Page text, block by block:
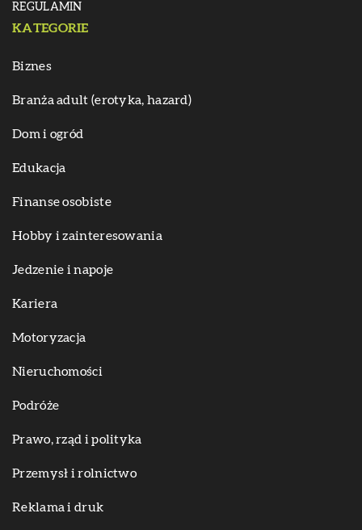
REGULAMIN
KATEGORIE
Biznes
Branża adult (erotyka, hazard)
Dom i ogród
Edukacja
Finanse osobiste
Hobby i zainteresowania
Jedzenie i napoje
Kariera
Motoryzacja
Nieruchomości
Podróże
Prawo, rząd i polityka
Przemysł i rolnictwo
Reklama i druk